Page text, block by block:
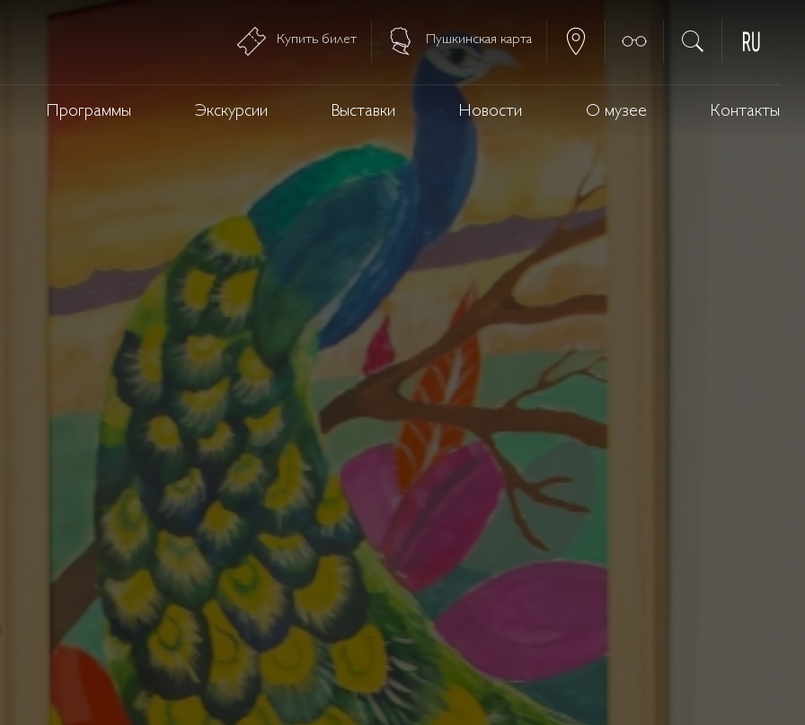
Купить билет Пушкинская карта
Программы Экскурсии Выставки Новости О музее Контакты